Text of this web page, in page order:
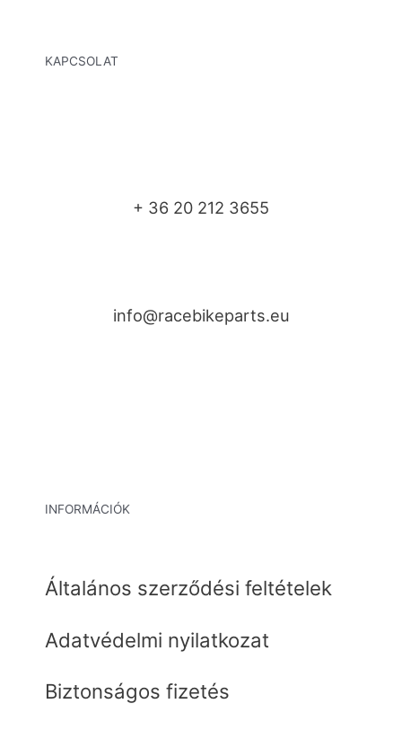
KAPCSOLAT
+ 36 20 212 3655
info@racebikeparts.eu
INFORMÁCIÓK
Általános szerződési feltételek
Adatvédelmi nyilatkozat
Biztonságos fizetés